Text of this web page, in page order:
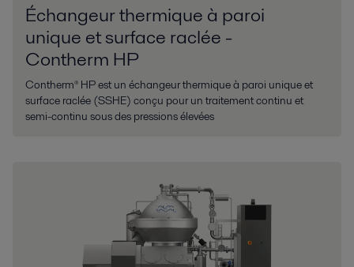
Échangeur thermique à paroi
unique et surface raclée -
Contherm HP
Contherm® HP est un échangeur thermique à paroi unique et
surface raclée (SSHE) conçu pour un traitement continu et
semi-continu sous des pressions élevées